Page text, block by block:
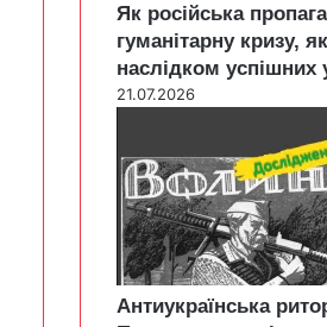
Як російська
гуманітарну кризу,
наслідком успішних
21.07.2026
Антиукраїнська